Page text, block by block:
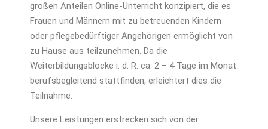
großen Anteilen Online-Unterricht konzipiert, die es
Frauen und Männern mit zu betreuenden Kindern
oder pflegebedürftiger Angehörigen ermöglicht von
zu Hause aus teilzunehmen. Da die
Weiterbildungsblöcke i. d. R. ca. 2 – 4 Tage im Monat
berufsbegleitend stattfinden, erleichtert dies die
Teilnahme.
Unsere Leistungen erstrecken sich von der